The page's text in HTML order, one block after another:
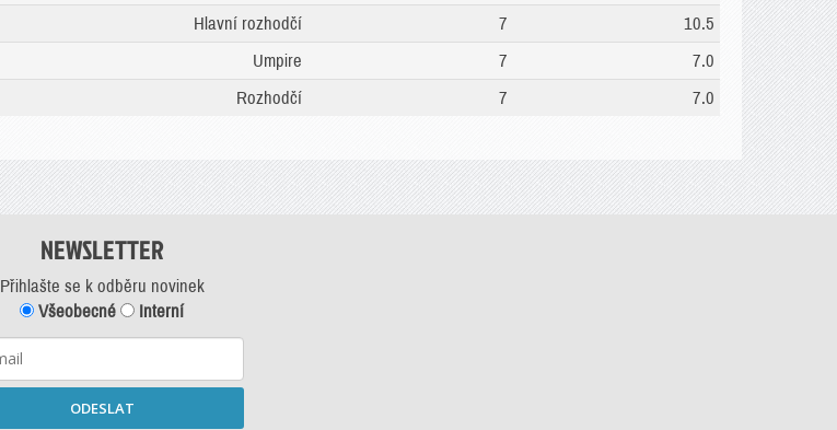
Hlavní rozhodčí 7
10.5
Umpire 7
7.0
Rozhodčí 7 7.0
NEWSLETTER
Přihlašte se k odběru novinek
Všeobecné
Interní
ODESLAT